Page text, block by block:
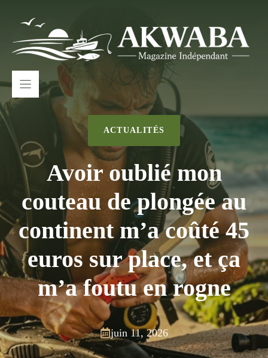
contenu
ACTUALITÉS
Avoir oublié mon
couteau de plongée au
continent m’a coûté 45
euros sur place, et ça
m’a foutu en rogne
juin 11, 2026